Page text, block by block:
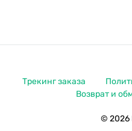
© 2026
Трекинг заказа
Возврат и